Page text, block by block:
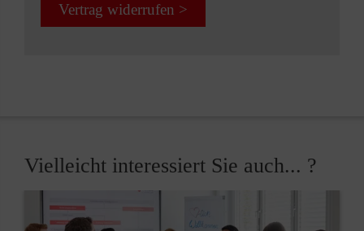
Vertrag widerrufen >
Vielleicht interessiert Sie auch... ?